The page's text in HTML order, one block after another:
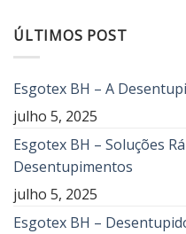
ÚLTIMOS POST
Esgotex BH – A
julho 5, 2025
Esgotex BH – Soluções
Desentupimentos
julho 5, 2025
Esgotex BH –